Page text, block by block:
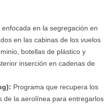
enfocada en la segregación en
en las cabinas de los vuelos
botellas de plástico y
inserción en cadenas de
Programa que recupera los
de la aerolínea para entregarlos